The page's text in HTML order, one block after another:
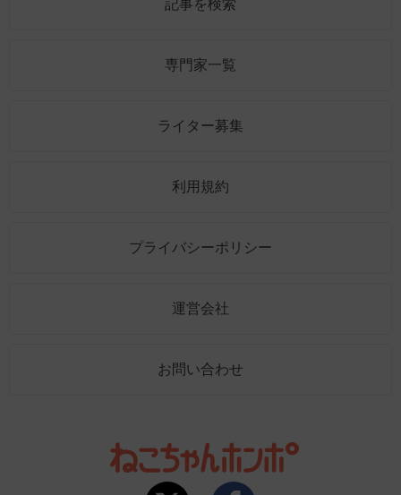
記事を検索
専門家一覧
ライター募集
利用規約
プライバシーポリシー
運営会社
お問い合わせ